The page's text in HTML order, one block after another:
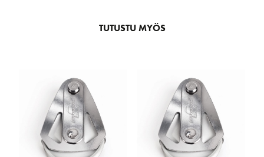
TUTUSTU MYÖS